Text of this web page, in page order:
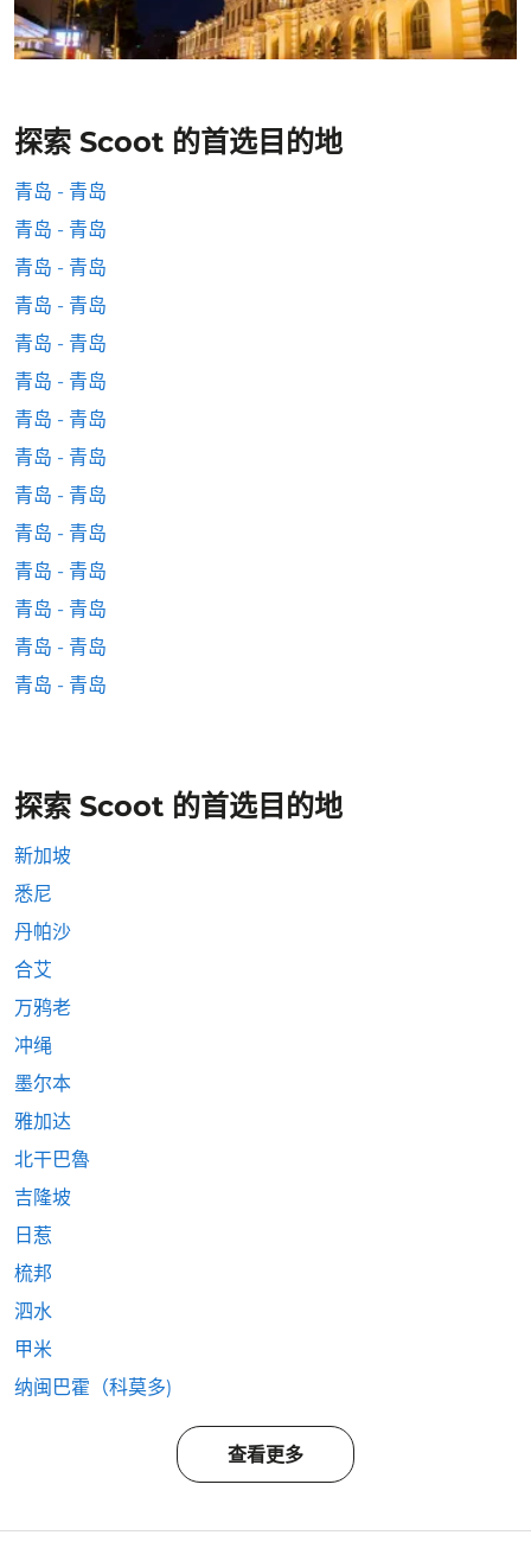
探索 Scoot 的首选目的地
青岛 - 青岛
青岛 - 青岛
青岛 - 青岛
青岛 - 青岛
青岛 - 青岛
青岛 - 青岛
青岛 - 青岛
青岛 - 青岛
青岛 - 青岛
青岛 - 青岛
青岛 - 青岛
青岛 - 青岛
青岛 - 青岛
青岛 - 青岛
探索 Scoot 的首选目的地
新加坡
悉尼
丹帕沙
合艾
万鸦老
冲绳
墨尔本
雅加达
北干巴魯
吉隆坡
日惹
梳邦
泗水
甲米
纳闽巴霍（科莫多)
查看更多